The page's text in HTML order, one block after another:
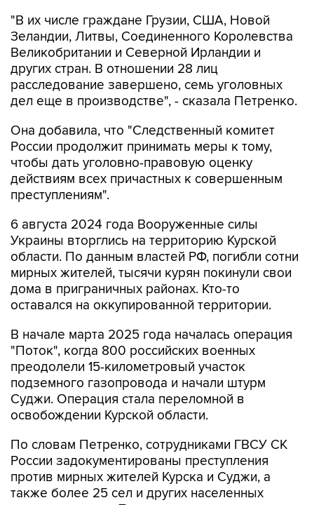
"В их числе граждане Грузии, США, Новой
Зеландии, Литвы, Соединенного Королевства
Великобритании и Северной Ирландии и
других стран. В отношении 28 лиц
расследование завершено, семь уголовных
дел еще в производстве", - сказала Петренко.
Она добавила, что "Cледственный комитет
России продолжит принимать меры к тому,
чтобы дать уголовно-правовую оценку
действиям всех причастных к совершенным
преступлениям".
6 августа 2024 года Вооруженные силы
Украины вторглись на территорию Курской
области. По данным властей РФ, погибли сотни
мирных жителей, тысячи курян покинули свои
дома в приграничных районах. Кто-то
оставался на оккупированной территории.
В начале марта 2025 года началась операция
"Поток", когда 800 российских военных
преодолели 15-километровый участок
подземного газопровода и начали штурм
Суджи. Операция стала переломной в
освобождении Курской области.
По словам Петренко, сотрудниками ГВСУ СК
России задокументированы преступления
против мирных жителей Курска и Суджи, а
также более 25 сел и других населенных